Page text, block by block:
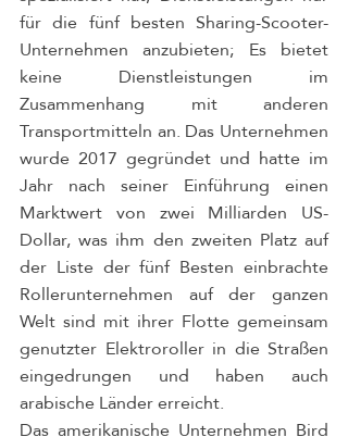
für die fünf besten Sharing-Scooter-
Unternehmen anzubieten; Es bietet
keine Dienstleistungen im
Zusammenhang mit anderen
Transportmitteln an. Das Unternehmen
wurde 2017 gegründet und hatte im
Jahr nach seiner Einführung einen
Marktwert von zwei Milliarden US-
Dollar, was ihm den zweiten Platz auf
der Liste der fünf Besten einbrachte
Rollerunternehmen auf der ganzen
Welt sind mit ihrer Flotte gemeinsam
genutzter Elektroroller in die Straßen
eingedrungen und haben auch
arabische Länder erreicht.
Das amerikanische Unternehmen Bird